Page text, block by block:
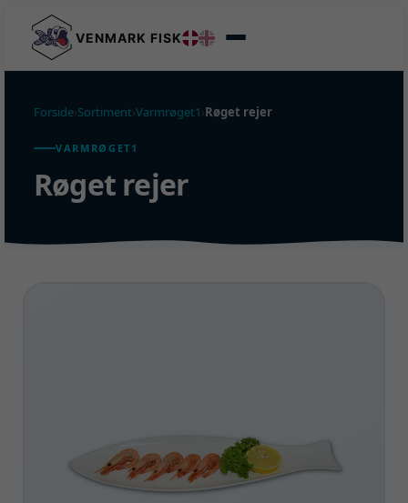
VENMARK FISK
Forside Sortiment Varmrøget1 Røget rejer
VARMRØGET1
Røget rejer